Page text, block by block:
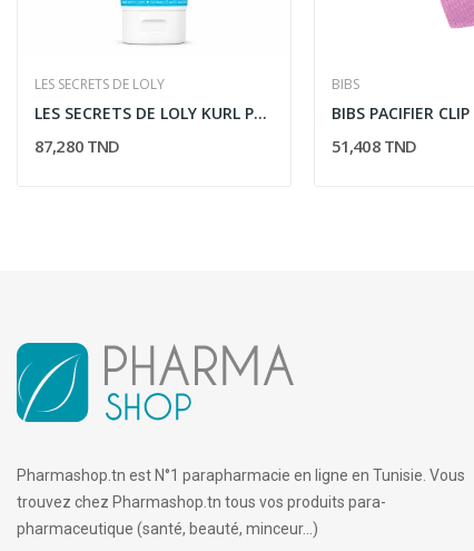
LES SECRETS DE LOLY
LES SECRETS DE LOLY KURL POTION CREME SANS...
87,280 TND
BIBS
51,408 TND
Pharmashop.tn est N°1 parapharmacie en ligne en Tunisie. Vous
trouvez chez Pharmashop.tn tous vos produits para-
pharmaceutique (santé, beauté, minceur...)